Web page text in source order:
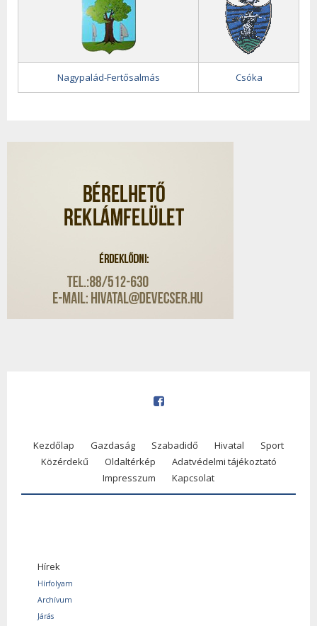
Nagypalád-Fertősalmás Csóka
Kezdőlap Gazdaság Szabadidő Hivatal
Sport
Közérdekű
Oldaltérkép
Adatvédelmi tájékoztató
Impresszum
Kapcsolat
Hírek
Hírfolyam
Archívum
Járás